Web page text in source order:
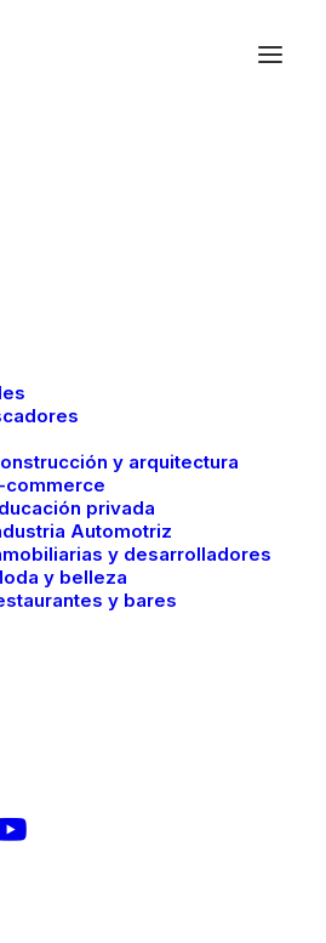
y arquitectura
commerce
privada
Automotriz
y desarrolladores
y belleza
y bares
marketing.
de
sobre
marketing
FMCreador